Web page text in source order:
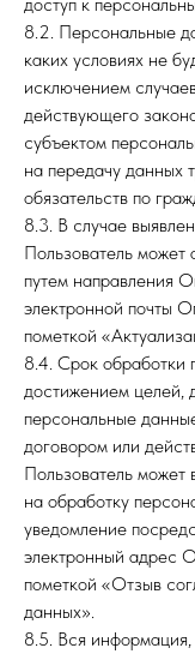
8.2. Персональные
каких условиях не
исключением
действующего
субъектом
на передачу данных
обязательств по
8.3. В случае
Пользователь может
путем направления
электронной почты
пометкой
8.4. Срок обработки
достижением целей,
персональные
договором или
Пользователь может
на обработку
уведомление
электронный адрес
пометкой «Отзыв
данных».
8.5. Вся